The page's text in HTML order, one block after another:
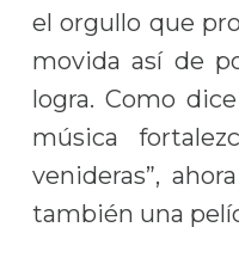
el orgullo que
movida así de
logra. Como
música
venideras”,
también una